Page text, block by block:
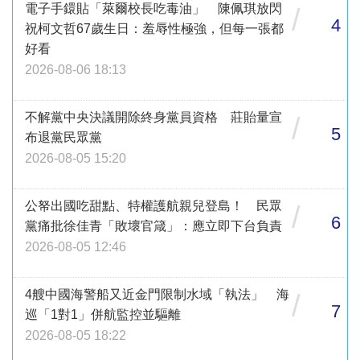
電子手鐶貼「萊爾校長吃毒油」 陳佩琪放閃
祝柯文哲67歲生日：羞辱性極強，但每一張都
好看
2026-08-06 18:13
/ 4
不解黨中央決議開除終身黨員資格 莊貽量宣
布退黨民眾黨
2026-08-05 15:20
/ 5
公帑出國吃甜點、特權護航親兒登島！ 民眾
黨痛批徐佳青「敗壞官箴」：應立即下台負責
2026-08-05 12:46
/ 6
4艘中國海警船又近金門限制水域「執法」 海
巡「1對1」併航監控並驅離
2026-08-05 18:22
/ 7